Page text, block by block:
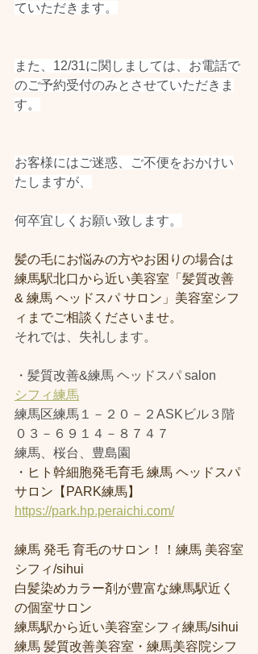
ていただきます。
また、12/31に関しましては、お電話で
のご予約受付のみとさせていただきま
す。
お客様にはご迷惑、ご不便をおかけい
たしますが、
何卒宜しくお願い致します。
髪の毛にお悩みの方やお困りの場合は
練馬駅北口から近い美容室「髪質改善
& 練馬 ヘッドスパ サロン」美容室シフ
ィまでご相談くださいませ。
それでは、失礼します。
・髪質改善&練馬 ヘッドスパ salon
シフィ練馬
練馬区練馬１－２０－２ASKビル３階
０３－６９１４－８７４７
練馬、桜台、豊島園
・ヒト幹細胞発毛育毛 練馬 ヘッドスパ
サロン【PARK練馬】
https://park.hp.peraichi.com/
練馬 発毛 育毛のサロン！！練馬 美容室
シフィ/sihui
白髪染めカラー剤が豊富な練馬駅近く
の個室サロン
練馬駅から近い美容室シフィ練馬/sihui
練馬 髪質改善美容室・練馬美容院シフ